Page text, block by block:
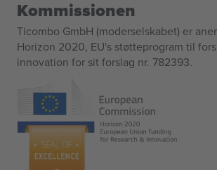
Kommissionen
Ticombo GmbH (moderselskabet) er
Horizon 2020, EU's støtteprogram til
innovation for sit forslag nr. 782393.